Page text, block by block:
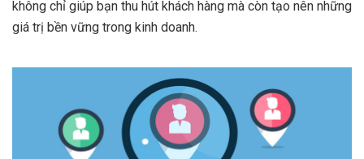
không chỉ giúp bạn thu hút khách hàng mà còn tạo nên những
giá trị bền vững trong kinh doanh.